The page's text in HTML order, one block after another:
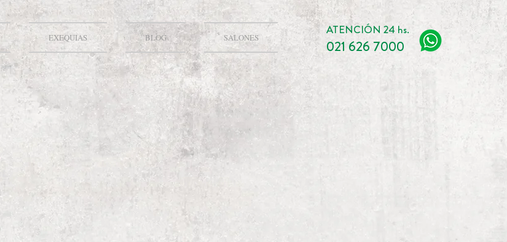
EXEQUIAS BLOG SALONES
ATENCIÓN 24 hs.
021 626 7000